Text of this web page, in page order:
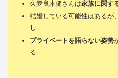
久夛良木健さんは家族に関す
結婚している可能性はあるが、
し
プライベートを語らない姿勢
る